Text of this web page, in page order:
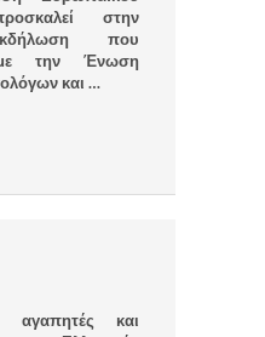
στην
που
με την Ένωση
και …
και